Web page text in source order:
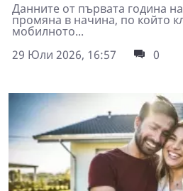
Данните от първата година
промяна в начина, по който
мобилното...
29 Юли 2026, 16:57
0